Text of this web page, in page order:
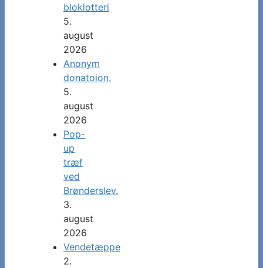
bloklotteri
5.
august
2026
Anonym
donatoion.
5.
august
2026
Pop-
up
træf
ved
Brønderslev.
3.
august
2026
Vendetæppe
2.